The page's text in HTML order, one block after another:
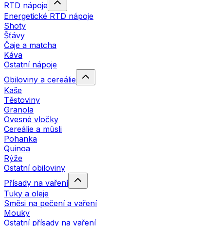
RTD nápoje
Energetické RTD nápoje
Shoty
Šťávy
Čaje a matcha
Káva
Ostatní nápoje
Obiloviny a cereálie
Kaše
Těstoviny
Granola
Ovesné vločky
Cereálie a müsli
Pohanka
Quinoa
Rýže
Ostatní obiloviny
Přísady na vaření
Tuky a oleje
Směsi na pečení a vaření
Mouky
Ostatní přísady na vaření